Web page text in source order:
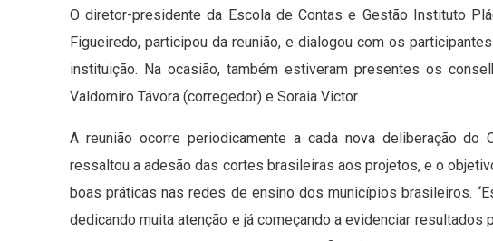
O diretor-presidente da Escola de Contas e Gestão Instituto
Figueiredo, participou da reunião, e dialogou com os
instituição. Na ocasião, também estiveram presentes os
Valdomiro Távora (corregedor) e Soraia Victor.
A reunião ocorre periodicamente a cada nova deliberação do
ressaltou a adesão das cortes brasileiras aos projetos, e o
boas práticas nas redes de ensino dos municípios brasileiros.
dedicando muita atenção e já começando a evidenciar